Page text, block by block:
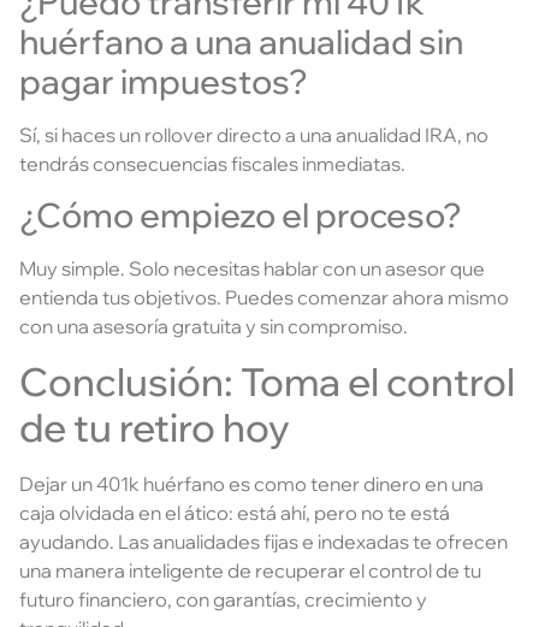
huérfano a una anualidad sin
pagar impuestos?
Sí, si haces un rollover directo a una anualidad IRA, no
tendrás consecuencias fiscales inmediatas.
¿Cómo empiezo el proceso?
Muy simple. Solo necesitas hablar con un asesor que
entienda tus objetivos. Puedes comenzar ahora mismo
con una asesoría gratuita y sin compromiso.
Conclusión: Toma el control
de tu retiro hoy
Dejar un 401k huérfano es como tener dinero en una
caja olvidada en el ático: está ahí, pero no te está
ayudando. Las anualidades fijas e indexadas te ofrecen
una manera inteligente de recuperar el control de tu
futuro financiero, con garantías, crecimiento y